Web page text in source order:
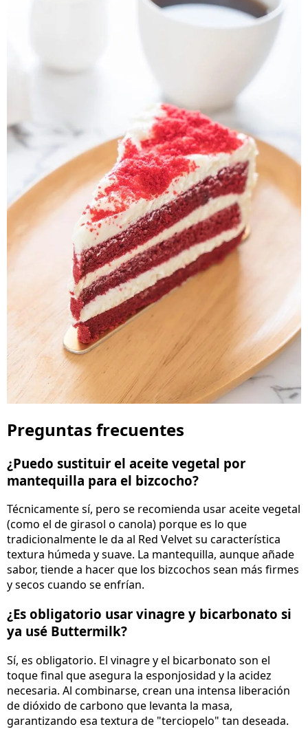
Preguntas frecuentes
¿Puedo sustituir el aceite vegetal por
mantequilla para el bizcocho?
Técnicamente sí, pero se recomienda usar aceite vegetal
(como el de girasol o canola) porque es lo que
tradicionalmente le da al Red Velvet su característica
textura húmeda y suave. La mantequilla, aunque añade
sabor, tiende a hacer que los bizcochos sean más firmes
y secos cuando se enfrían.
¿Es obligatorio usar vinagre y bicarbonato si
ya usé Buttermilk?
Sí, es obligatorio. El vinagre y el bicarbonato son el
toque final que asegura la esponjosidad y la acidez
necesaria. Al combinarse, crean una intensa liberación
de dióxido de carbono que levanta la masa,
garantizando esa textura de "terciopelo" tan deseada.